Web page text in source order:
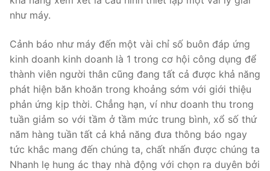
như máy.
Cảnh báo như máy đến một vài chỉ số buôn đáp ứng
kinh doanh kinh doanh là 1 trong cơ hội công dụng để
thành viên người thân cũng đang tất cả được khả năng
phát hiện băn khoăn trong khoảng sớm với giới thiệu
phản ứng kịp thời. Chẳng hạn, ví như doanh thu trong
tuần giảm so với tầm ở tầm mức trung bình, xổ số thứ
năm hàng tuần tất cả khả năng đưa thông báo ngay
tức khắc mang đến chúng ta, chất nhấn được chúng ta
Nhanh lẹ hung ác thay nhà động với chọn ra duyên bởi